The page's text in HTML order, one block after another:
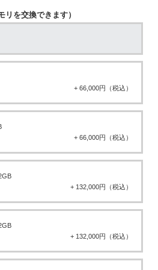
リを交換できます）
+ 66,000円（税込）
+ 66,000円（税込）
+ 132,000円（税込）
+ 132,000円（税込）